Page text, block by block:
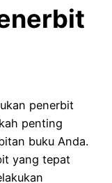
penerbit
penting
buku Anda.
yang tepat